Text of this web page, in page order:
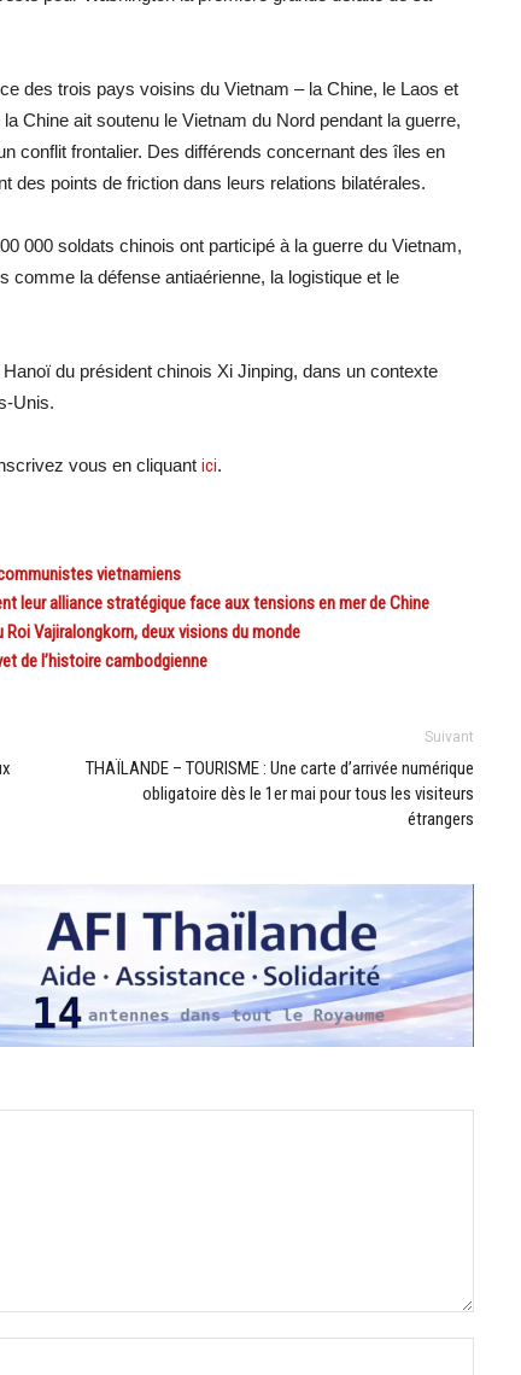
des trois pays voisins du Vietnam – la Chine, le Laos et
Chine ait soutenu le Vietnam du Nord pendant la guerre,
conflit frontalier. Des différends concernant des îles en
des points de friction dans leurs relations bilatérales.
000 soldats chinois ont participé à la guerre du Vietnam,
comme la défense antiaérienne, la logistique et le
du président chinois Xi Jinping, dans un contexte
Unis.
vous en cliquant ici.
communistes vietnamiens
leur alliance stratégique face aux tensions en mer de Chine
Roi Vajiralongkorn, deux visions du monde
de l’histoire cambodgienne
Suivant
THAÏLANDE – TOURISME : Une carte d’arrivée numérique
obligatoire dès le 1er mai pour tous les visiteurs
étrangers